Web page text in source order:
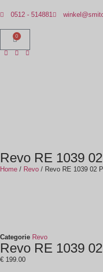
0512 - 514881
0
Revo RE 1039
Home / Revo / Revo RE 1039 02
Categorie Revo
Revo RE 1039
€ 199.00